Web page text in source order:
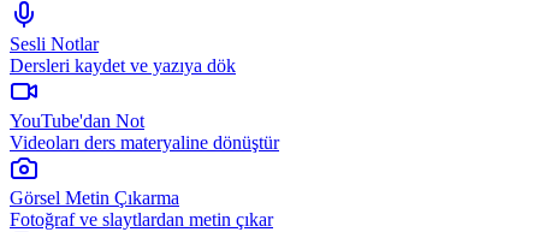
Sesli Notlar
Dersleri kaydet ve yazıya dök
YouTube'dan Not
Videoları ders materyaline dönüştür
Görsel Metin Çıkarma
Fotoğraf ve slaytlardan metin çıkar